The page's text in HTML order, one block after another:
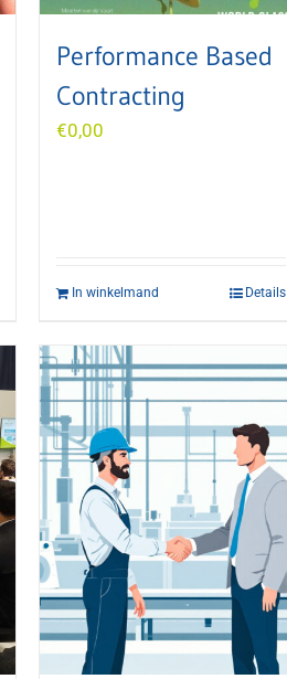
Performance Based
Contracting
€0,00
In winkelmand Details